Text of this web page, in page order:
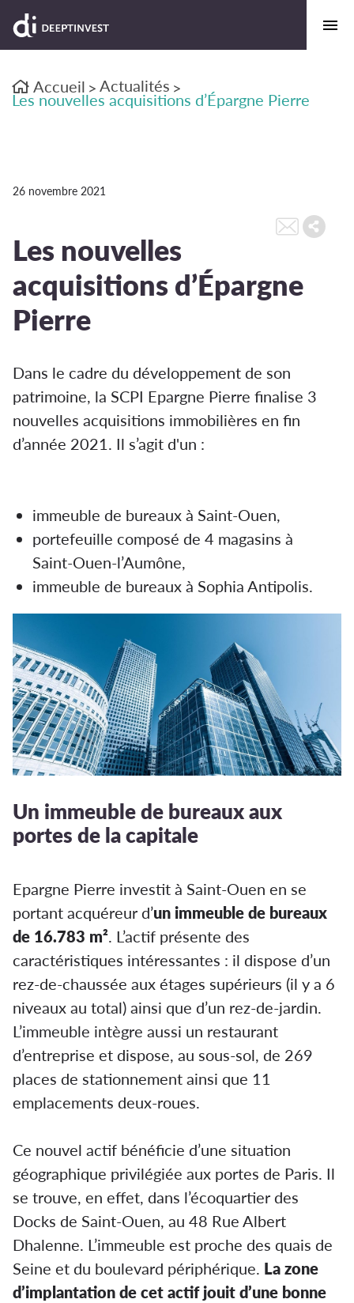
Accueil > Actualités >
Les nouvelles acquisitions d’Épargne Pierre
26 novembre 2021
Les nouvelles
acquisitions d’Épargne
Pierre
Dans le cadre du développement de son
patrimoine, la SCPI Epargne Pierre finalise 3
nouvelles acquisitions immobilières en fin
d’année 2021. Il s’agit d'un :
immeuble de bureaux à Saint-Ouen,
portefeuille composé de 4 magasins à
Saint-Ouen-l’Aumône,
immeuble de bureaux à Sophia Antipolis.
Un immeuble de bureaux aux
portes de la capitale
Epargne Pierre investit à Saint-Ouen en se
portant acquéreur d’un immeuble de bureaux
de 16.783 m². L’actif présente des
caractéristiques intéressantes : il dispose d’un
rez-de-chaussée aux étages supérieurs (il y a 6
niveaux au total) ainsi que d’un rez-de-jardin.
L’immeuble intègre aussi un restaurant
d’entreprise et dispose, au sous-sol, de 269
places de stationnement ainsi que 11
emplacements deux-roues.
Ce nouvel actif bénéficie d’une situation
géographique privilégiée aux portes de Paris. Il
se trouve, en effet, dans l’écoquartier des
Docks de Saint-Ouen, au 48 Rue Albert
Dhalenne. L’immeuble est proche des quais de
Seine et du boulevard périphérique. La zone
d’implantation de cet actif jouit d’une bonne